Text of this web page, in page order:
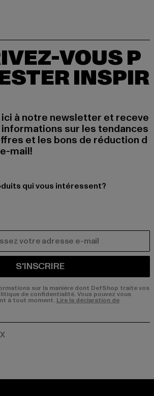
VOUS P
INSPIR
à notre newsletter et receve
informations sur les tendances
et les bons de réduction d
mail!
qui vous intéressent?
S'INSCRIRE
sur la manière dont DefShop traite vos
de confidentialité. Vous pouvez vous
à tout moment.Lire la déclaration de
page:page:
our YouTube channel: